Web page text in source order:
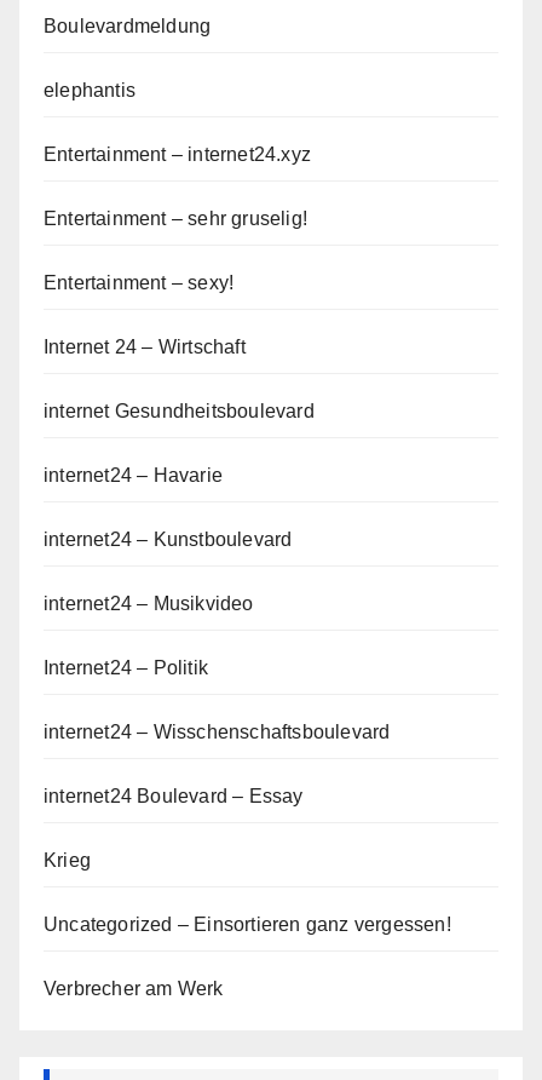
Boulevardmeldung
elephantis
Entertainment – internet24.xyz
Entertainment – sehr gruselig!
Entertainment – sexy!
Internet 24 – Wirtschaft
internet Gesundheitsboulevard
internet24 – Havarie
internet24 – Kunstboulevard
internet24 – Musikvideo
Internet24 – Politik
internet24 – Wisschenschaftsboulevard
internet24 Boulevard – Essay
Krieg
Uncategorized – Einsortieren ganz vergessen!
Verbrecher am Werk